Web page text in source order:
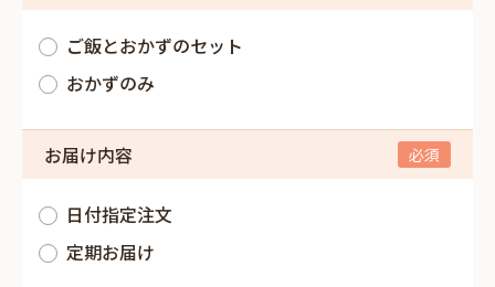
ご飯とおかずのセット
おかずのみ
お届け内容
日付指定注文
定期お届け